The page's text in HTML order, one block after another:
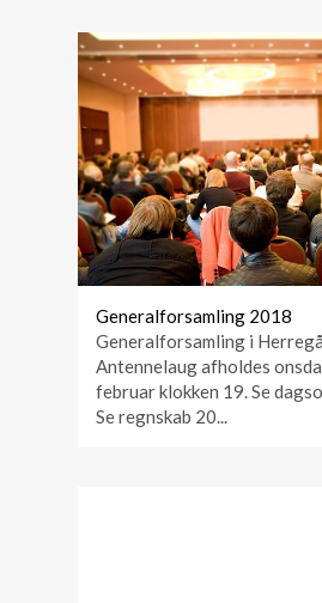
Generalforsamling 2018
Generalforsamling i
Antennelaug afholdes
februar klokken 19. Se
Se regnskab 20...